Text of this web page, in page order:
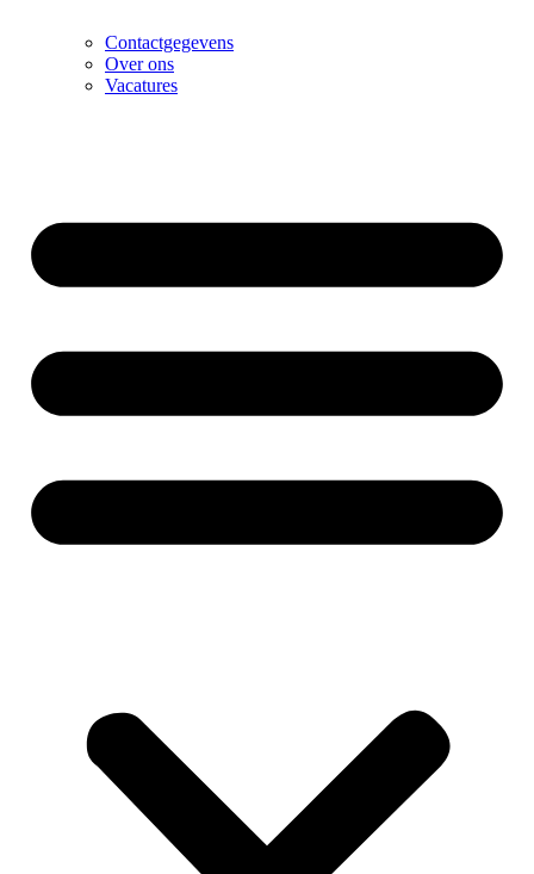
Contactgegevens
Over ons
Vacatures